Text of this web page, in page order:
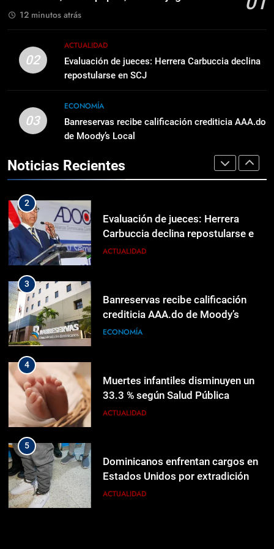
nacimiento
Un cambio, dos equipos, mismo
jugador
2
Evaluación de jueces: Herrera
SCJ
ACTUALIDAD
3
Banreservas recibe calificación
crediticia AAA.do de Moody’s
Local
ECONOMÍA
4
Muertes infantiles disminuyen un
33.3 % según Salud Pública
ACTUALIDAD
5
Dominicanos enfrentan cargos en
Estados Unidos por extradición
ACTUALIDAD
6
PRM presentará una plancha única
encabezada por Luis Abinader
POLÍTICA
12 minutos atrás
02
ACTUALIDAD
Evaluación de jueces: Herrera Carbuccia declina
repostularse en SCJ
03
ECONOMÍA
Banreservas recibe calificación crediticia AAA.do
de Moody’s Local
Noticias Recientes
Nuevo intento de Trump para
limitar la ciudadanía por
MUNDIALES
1
Un cambio, dos equipos, mismo
DEPORTES
2
Evaluación de jueces: Herrera
Carbuccia declina repostularse en
SCJ
ACTUALIDAD
3
Banreservas recibe calificación
crediticia AAA.do de Moody’s
Local
ECONOMÍA
4
Muertes infantiles disminuyen un
33.3 % según Salud Pública
ACTUALIDAD
5
Dominicanos enfrentan cargos en
Estados Unidos por extradición
ACTUALIDAD